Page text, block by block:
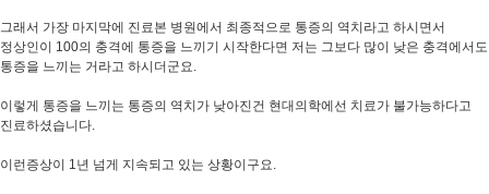
그래서 가장 마지막에 진료본 병원에서 최종적으로 통증의 역치라고 하시면서
정상인이 100의 충격에 통증을 느끼기 시작한다면 저는 그보다 많이 낮은 충격에서도
통증을 느끼는 거라고 하시더군요.
이렇게 통증을 느끼는 통증의 역치가 낮아진건 현대의학에선 치료가 불가능하다고
진료하셨습니다.
이런증상이 1년 넘게 지속되고 있는 상황이구요.